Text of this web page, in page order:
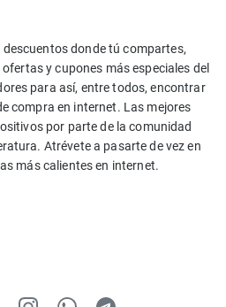
descuentos donde tú compartes,
y cupones más especiales del
para así, entre todos, encontrar
compra en internet. Las mejores
por parte de la comunidad
Atrévete a pasarte de vez en
más calientes en internet.